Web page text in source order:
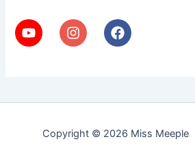
Copyright © 2026 Miss Meeple |